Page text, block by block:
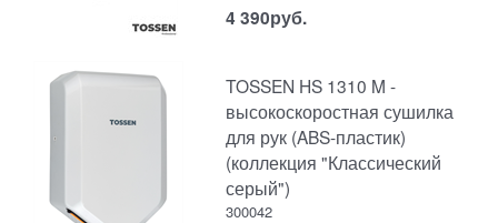
4 390руб.
TOSSEN HS 1310 M -
высокоскоростная сушилка
для рук (ABS-пластик)
(коллекция "Классический
серый")
300042